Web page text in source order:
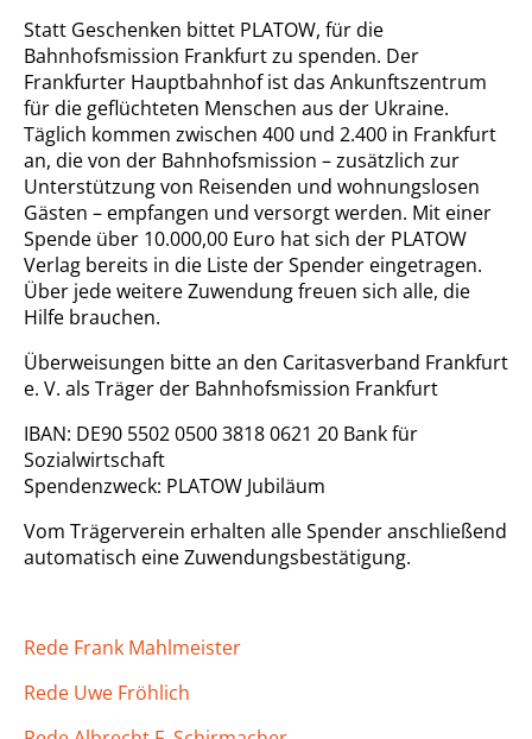
Statt Geschenken bittet PLATOW, für die
Bahnhofsmission Frankfurt zu spenden. Der
Frankfurter Hauptbahnhof ist das Ankunftszentrum
für die geflüchteten Menschen aus der Ukraine.
Täglich kommen zwischen 400 und 2.400 in Frankfurt
an, die von der Bahnhofsmission – zusätzlich zur
Unterstützung von Reisenden und wohnungslosen
Gästen – empfangen und versorgt werden. Mit einer
Spende über 10.000,00 Euro hat sich der PLATOW
Verlag bereits in die Liste der Spender eingetragen.
Über jede weitere Zuwendung freuen sich alle, die
Hilfe brauchen.
Überweisungen bitte an den Caritasverband Frankfurt
e. V. als Träger der Bahnhofsmission Frankfurt
IBAN: DE90 5502 0500 3818 0621 20 Bank für
Sozialwirtschaft
Spendenzweck: PLATOW Jubiläum
Vom Trägerverein erhalten alle Spender anschließend
automatisch eine Zuwendungsbestätigung.
Rede Frank Mahlmeister
Rede Uwe Fröhlich